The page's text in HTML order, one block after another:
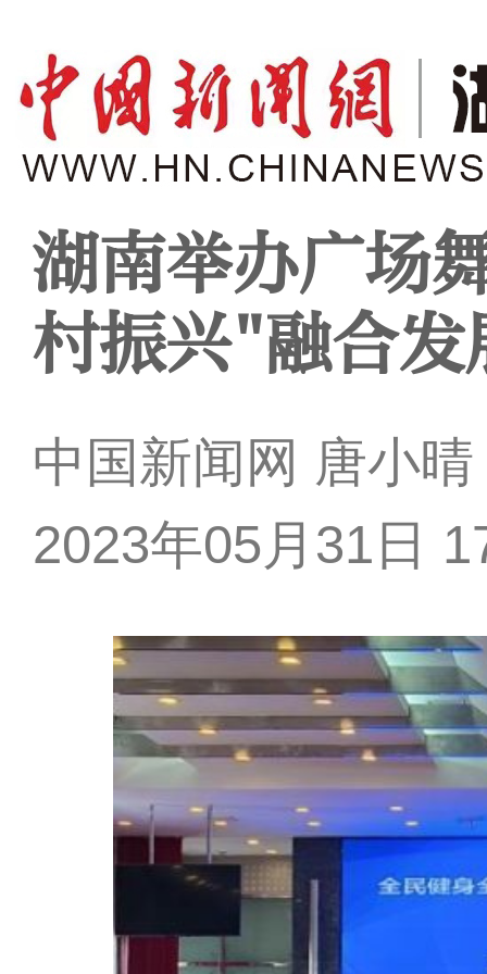
湖南举办广场
村振兴"融合发
中国新闻网 唐小晴
2023年05月31日